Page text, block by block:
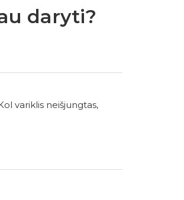
daryti?
variklis neišjungtas,